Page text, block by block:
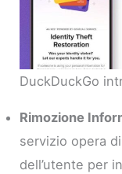
DuckDuckGo
Rimozione
servizio opera
dell’utente per